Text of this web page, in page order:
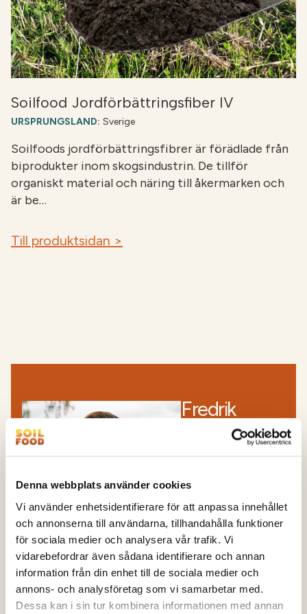
Denna webbplats använder cookies
Vi använder enhetsidentifierare för att anpassa innehållet
och annonserna till användarna, tillhandahålla funktioner
för sociala medier och analysera vår trafik. Vi
vidarebefordrar även sådana identifierare och annan
information från din enhet till de sociala medier och
annons- och analysföretag som vi samarbetar med.
Dessa kan i sin tur kombinera informationen med annan
Soilfood Jordförbättringsfiber IV
URSPRUNGSLAND: Sverige
Soilfoods jordförbättringsfibrer är förädlade från
biprodukter inom skogsindustrin. De tillför
organiskt material och näring till åkermarken och
är be…
Till produktsidan >
Fredrik
Kemperyd
Försäljning
+46 706 874 066
fredrik.kemperyd@
soilfood.se
Ola Hertz
Produktions- och
försäljningschef